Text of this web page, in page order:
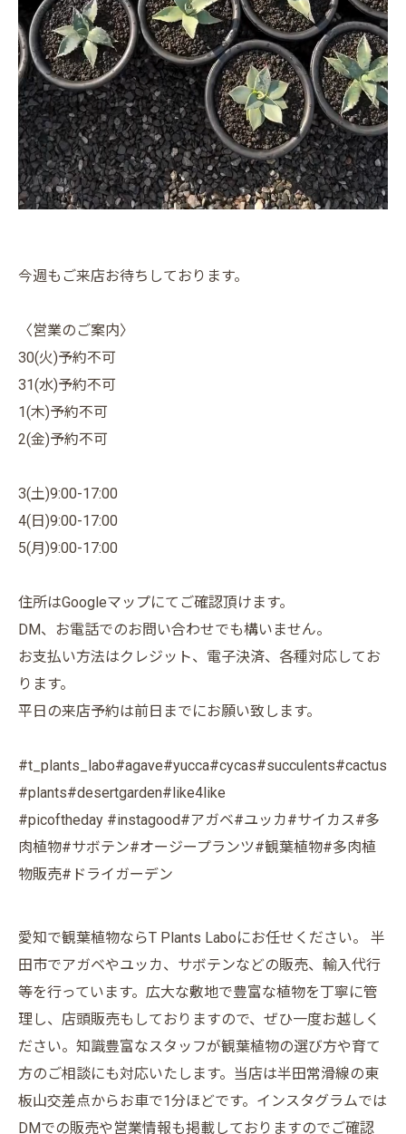
今週もご来店お待ちしております。
〈営業のご案内〉
30(火)予約不可
31(水)予約不可
1(木)予約不可
2(金)予約不可
3(土)9:00-17:00
4(日)9:00-17:00
5(月)9:00-17:00
住所はGoogleマップにてご確認頂けます。
DM、お電話でのお問い合わせでも構いません。
お支払い方法はクレジット、電子決済、各種対応してお
ります。
平日の来店予約は前日までにお願い致します。
#t_plants_labo#agave#yucca#cycas#succulents#cactus
#plants#desertgarden#like4like
#picoftheday #instagood#アガベ#ユッカ#サイカス#多
肉植物#サボテン#オージープランツ#観葉植物#多肉植
物販売#ドライガーデン
愛知で観葉植物ならT Plants Laboにお任せください。 半
田市でアガベやユッカ、サボテンなどの販売、輸入代行
等を行っています。広大な敷地で豊富な植物を丁寧に管
理し、店頭販売もしておりますので、ぜひ一度お越しく
ださい。知識豊富なスタッフが観葉植物の選び方や育て
方のご相談にも対応いたします。当店は半田常滑線の東
板山交差点からお車で1分ほどです。インスタグラムでは
DMでの販売や営業情報も掲載しておりますのでご確認